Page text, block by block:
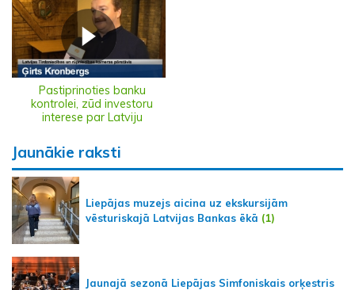
Pastiprinoties banku
kontrolei, zūd investoru
interese par Latviju
Jaunākie raksti
Liepājas muzejs aicina uz ekskursijām
vēsturiskajā Latvijas Bankas ēkā (1)
Jaunajā sezonā Liepājas Simfoniskais orķestris